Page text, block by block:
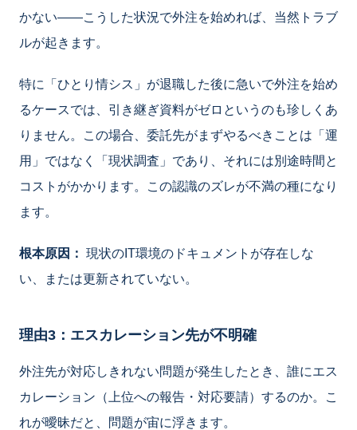
かない——こうした状況で外注を始めれば、当然トラブ
ルが起きます。
特に「ひとり情シス」が退職した後に急いで外注を始め
るケースでは、引き継ぎ資料がゼロというのも珍しくあ
りません。この場合、委託先がまずやるべきことは「運
用」ではなく「現状調査」であり、それには別途時間と
コストがかかります。この認識のズレが不満の種になり
ます。
根本原因： 現状のIT環境のドキュメントが存在しな
い、または更新されていない。
理由3：エスカレーション先が不明確
外注先が対応しきれない問題が発生したとき、誰にエス
カレーション（上位への報告・対応要請）するのか。こ
れが曖昧だと、問題が宙に浮きます。